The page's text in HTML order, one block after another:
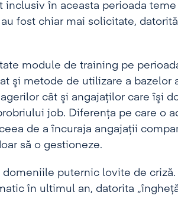
inclusiv în aceasta perioada
fost chiar mai solicitate,
module de training pe
şi metode de utilizare a bazelor
cât şi angajaţilor care îşi
job. Diferenţa pe care o
de a încuraja angajaţii
să o gestioneze.
puternic lovite de
în ultimul an, datorita